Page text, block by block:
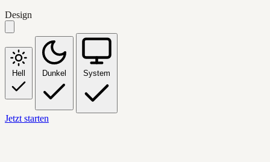
Design
Hell Dunkel System
Jetzt starten